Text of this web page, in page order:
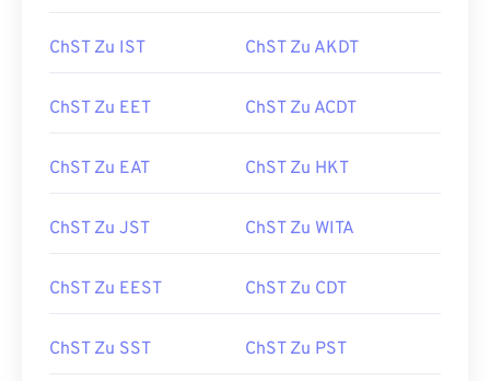
ChST Zu IST ChST Zu AKDT
ChST Zu EET ChST Zu ACDT
ChST Zu EAT ChST Zu HKT
ChST Zu JST ChST Zu WITA
ChST Zu EEST ChST Zu CDT
ChST Zu SST ChST Zu PST